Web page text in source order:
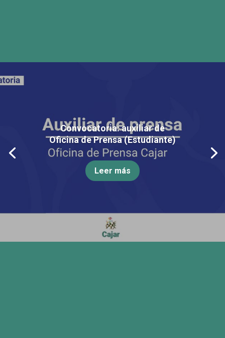
Convocatoria: auxiliar de
Oficina de Prensa (Estudiante)
Leer más